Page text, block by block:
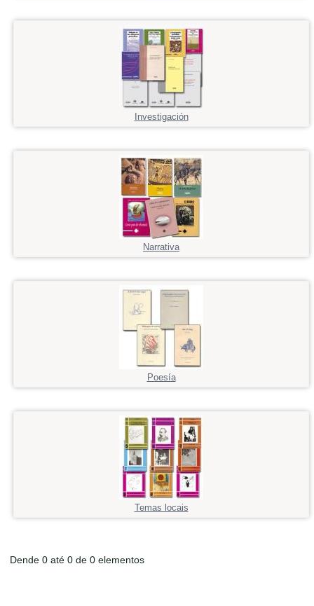
Investigación
Narrativa
Poesía
Temas locais
Dende 0 até 0 de 0 elementos